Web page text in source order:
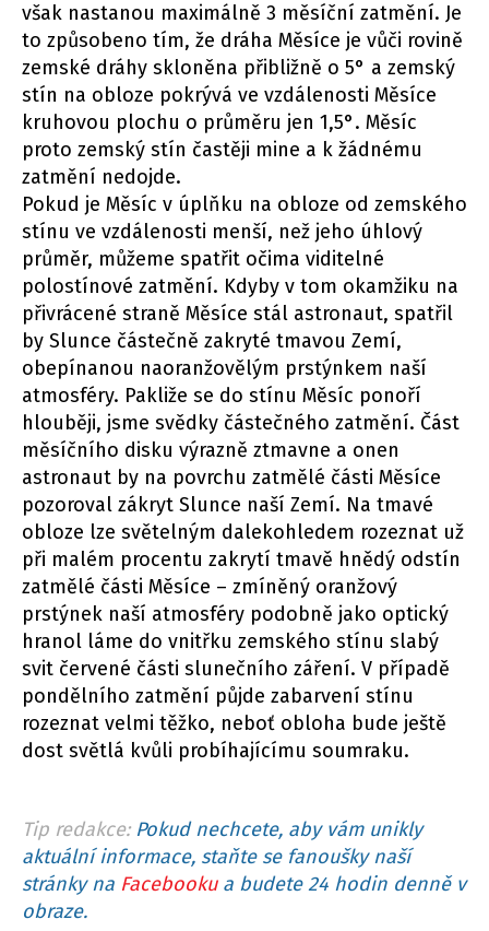
však nastanou maximálně 3 měsíční zatmění. Je
to způsobeno tím, že dráha Měsíce je vůči rovině
zemské dráhy skloněna přibližně o 5° a zemský
stín na obloze pokrývá ve vzdálenosti Měsíce
kruhovou plochu o průměru jen 1,5°. Měsíc
proto zemský stín častěji mine a k žádnému
zatmění nedojde.
Pokud je Měsíc v úplňku na obloze od zemského
stínu ve vzdálenosti menší, než jeho úhlový
průměr, můžeme spatřit očima viditelné
polostínové zatmění. Kdyby v tom okamžiku na
přivrácené straně Měsíce stál astronaut, spatřil
by Slunce částečně zakryté tmavou Zemí,
obepínanou naoranžovělým prstýnkem naší
atmosféry. Pakliže se do stínu Měsíc ponoří
hlouběji, jsme svědky částečného zatmění. Část
měsíčního disku výrazně ztmavne a onen
astronaut by na povrchu zatmělé části Měsíce
pozoroval zákryt Slunce naší Zemí. Na tmavé
obloze lze světelným dalekohledem rozeznat už
při malém procentu zakrytí tmavě hnědý odstín
zatmělé části Měsíce – zmíněný oranžový
prstýnek naší atmosféry podobně jako optický
hranol láme do vnitřku zemského stínu slabý
svit červené části slunečního záření. V případě
pondělního zatmění půjde zabarvení stínu
rozeznat velmi těžko, neboť obloha bude ještě
dost světlá kvůli probíhajícímu soumraku.
Tip redakce: Pokud nechcete, aby vám unikly
aktuální informace, staňte se fanoušky naší
stránky na Facebookua budete 24 hodin denně v
obraze.